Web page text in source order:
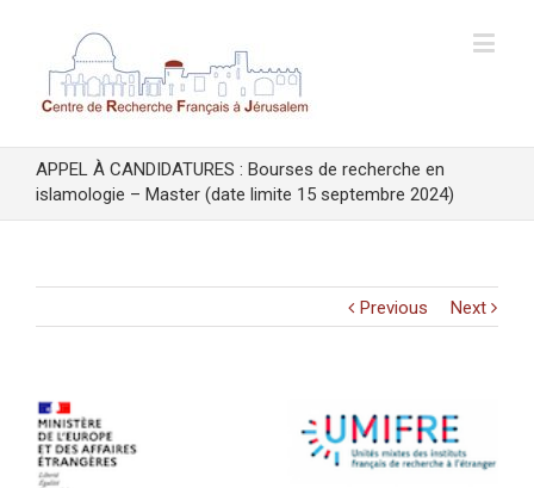
APPEL À CANDIDATURES : Bourses de recherche en
islamologie – Master (date limite 15 septembre 2024)
Previous Next
View
Larger
Image